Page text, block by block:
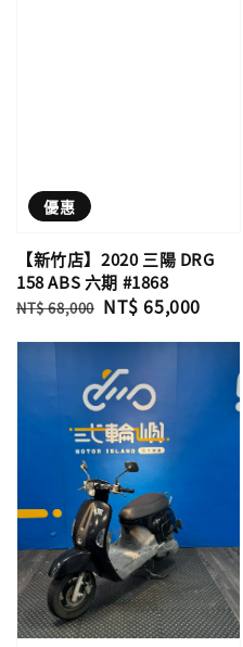
優惠
【新竹店】2020 三陽 DRG
158 ABS 六期 #1868
Regular
NT$ 68,000 Sale
NT$ 65,000